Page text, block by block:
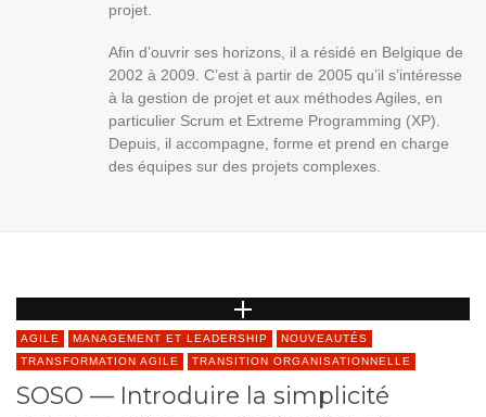
projet.
Afin d’ouvrir ses horizons, il a résidé en Belgique de
2002 à 2009. C’est à partir de 2005 qu’il s’intéresse
à la gestion de projet et aux méthodes Agiles, en
particulier Scrum et Extreme Programming (XP).
Depuis, il accompagne, forme et prend en charge
des équipes sur des projets complexes.
AGILE MANAGEMENT ET LEADERSHIP
NOUVEAUTÉS
TRANSFORMATION AGILE
TRANSITION ORGANISATIONNELLE
SOSO — Introduire la simplicité